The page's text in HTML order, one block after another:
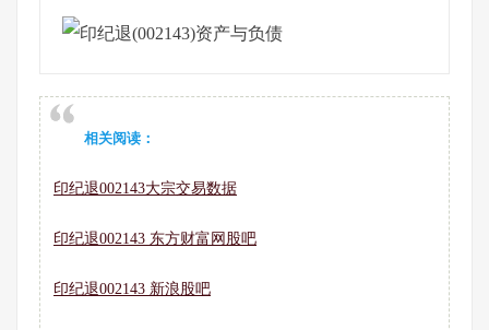
相关阅读：
印纪退002143大宗交易数据
印纪退002143 东方财富网股吧
印纪退002143 新浪股吧